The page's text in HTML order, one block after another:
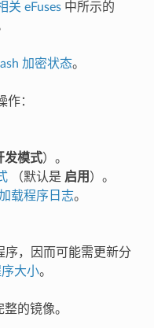
关 eFuses中所示的
加密状态。
作：
发模式）。
（默认是 启用 ）。
载程序日志。
序，因而可能需更新分
大小。
的镜像。